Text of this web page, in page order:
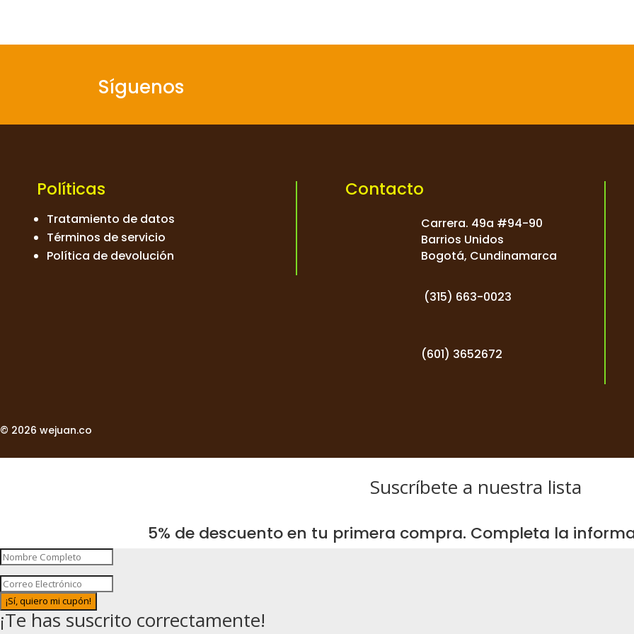
Síguenos
Políticas
Tratamiento de datos
Términos de servicio
Política de devolución
Contacto
Carrera. 49a #94-90
Barrios Unidos
Bogotá, Cundinamarca
(315) 663-0023
(601) 3652672
© 2026 wejuan.co
Suscríbete a nuestra lista
5% de descuento en tu primera compra. Completa la
¡Sí, quiero mi cupón!
¡Te has suscrito correctamente!